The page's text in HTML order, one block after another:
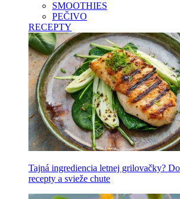
SMOOTHIES
PEČIVO
RECEPTY
Tajná ingrediencia letnej grilovačky?
recepty a svieže chute